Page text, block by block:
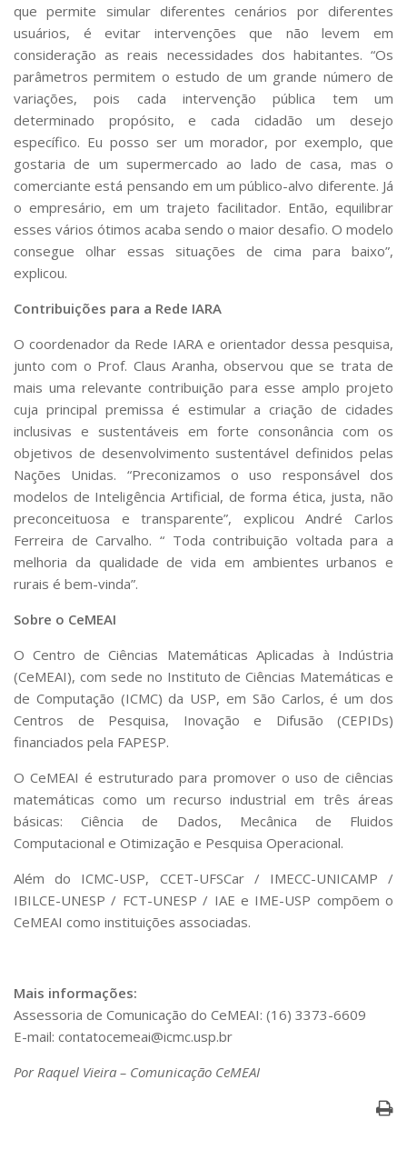
que permite simular diferentes cenários por diferentes
usuários, é evitar intervenções que não levem em
consideração as reais necessidades dos habitantes. “Os
parâmetros permitem o estudo de um grande número de
variações, pois cada intervenção pública tem um
determinado propósito, e cada cidadão um desejo
específico. Eu posso ser um morador, por exemplo, que
gostaria de um supermercado ao lado de casa, mas o
comerciante está pensando em um público-alvo diferente. Já
o empresário, em um trajeto facilitador. Então, equilibrar
esses vários ótimos acaba sendo o maior desafio. O modelo
consegue olhar essas situações de cima para baixo”,
explicou.
Contribuições para a Rede IARA
O coordenador da Rede IARA e orientador dessa pesquisa,
junto com o Prof. Claus Aranha, observou que se trata de
mais uma relevante contribuição para esse amplo projeto
cuja principal premissa é estimular a criação de cidades
inclusivas e sustentáveis em forte consonância com os
objetivos de desenvolvimento sustentável definidos pelas
Nações Unidas. “Preconizamos o uso responsável dos
modelos de Inteligência Artificial, de forma ética, justa, não
preconceituosa e transparente”, explicou André Carlos
Ferreira de Carvalho. “ Toda contribuição voltada para a
melhoria da qualidade de vida em ambientes urbanos e
rurais é bem-vinda”.
Sobre o CeMEAI
O Centro de Ciências Matemáticas Aplicadas à Indústria
(CeMEAI), com sede no Instituto de Ciências Matemáticas e
de Computação (ICMC) da USP, em São Carlos, é um dos
Centros de Pesquisa, Inovação e Difusão (CEPIDs)
financiados pela FAPESP.
O CeMEAI é estruturado para promover o uso de ciências
matemáticas como um recurso industrial em três áreas
básicas: Ciência de Dados, Mecânica de Fluidos
Computacional e Otimização e Pesquisa Operacional.
Além do ICMC-USP, CCET-UFSCar / IMECC-UNICAMP /
IBILCE-UNESP / FCT-UNESP / IAE e IME-USP compõem o
CeMEAI como instituições associadas.
Mais informações:
Assessoria de Comunicação do CeMEAI: (16) 3373-6609
E-mail: contatocemeai@icmc.usp.br
Por Raquel Vieira – Comunicação CeMEAI